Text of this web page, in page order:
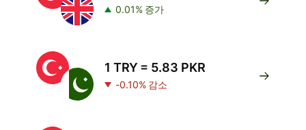
0.01% 증가
1 TRY = 5.83 PKR
-0.10% 감소